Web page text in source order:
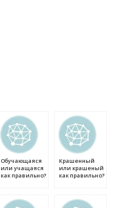
Обучающаяся
или учащаяся
как правильно?
Крашенный
или крашеный
как правильно?